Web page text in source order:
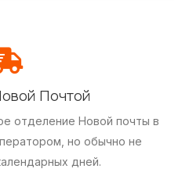
Почтой
отделение Новой почты в
но обычно не
дней.